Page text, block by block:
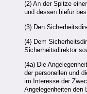
(2) An der Spitze
und dessen hiefür
(3) Den
(4) Dem
Sicherheitsdirektor
(4a) Die
der personellen und
im Interesse der
Angelegenheiten den